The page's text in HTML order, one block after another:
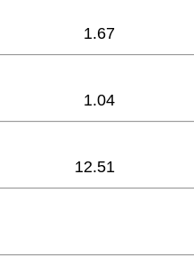
1.67
1.04
12.51